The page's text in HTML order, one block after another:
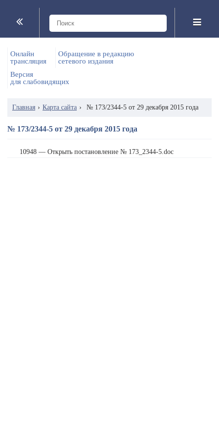
Онлайн
трансляция
Обращение в редакцию
сетевого издания
Версия
для слабовидящих
Главная › Карта сайта › № 173/2344-5 от 29 декабря 2015 года
№ 173/2344-5 от 29 декабря 2015 года
10948 — Открыть постановление № 173_2344-5.doc